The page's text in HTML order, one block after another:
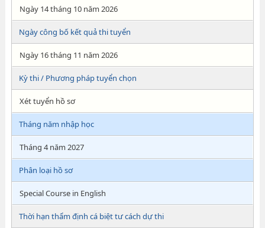
Ngày 14 tháng 10 năm 2026
Ngày công bố kết quả thi tuyển
Ngày 16 tháng 11 năm 2026
Kỳ thi / Phương pháp tuyển chọn
Xét tuyển hồ sơ
Tháng năm nhập học
Tháng 4 năm 2027
Phân loại hồ sơ
Special Course in English
Thời hạn thẩm định cá biệt tư cách dự thi